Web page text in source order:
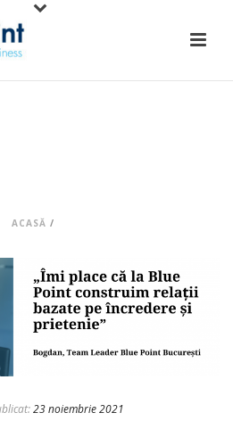
ACASĂ /
23 noiembrie 2021